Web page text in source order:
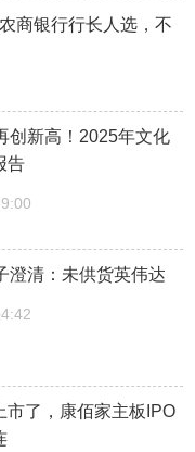
商银行行长人选，不
创新高！2025年文化
告
澄清：未供货英伟达
市了，康佰家主板IPO